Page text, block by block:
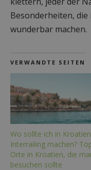
Besonderheiten, die
wunderbar machen.
VERWANDTE SEITEN
Wo sollte ich in Kroatien
Interrailing machen?
Orte in Kroatien, die
besuchen sollte